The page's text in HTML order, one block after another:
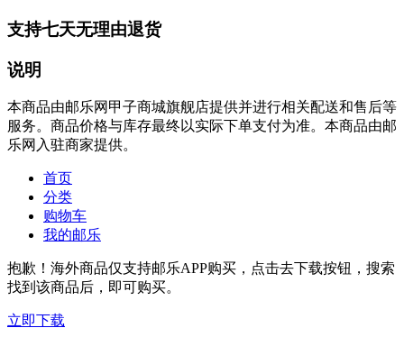
支持七天无理由退货
说明
本商品由邮乐网甲子商城旗舰店提供并进行相关配送和售后等
服务。商品价格与库存最终以实际下单支付为准。本商品由邮
乐网入驻商家提供。
首页
分类
购物车
我的邮乐
抱歉！海外商品仅支持邮乐APP购买，点击去下载按钮，搜索
找到该商品后，即可购买。
立即下载